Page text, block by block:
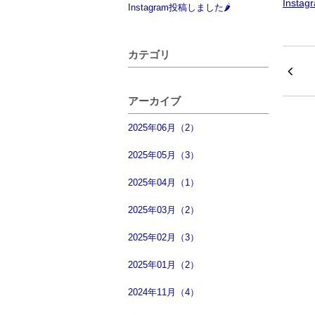
Instagram投稿しました🌶
カテゴリ
アーカイブ
2025年06月（2）
2025年05月（3）
2025年04月（1）
2025年03月（2）
2025年02月（3）
2025年01月（2）
2024年11月（4）